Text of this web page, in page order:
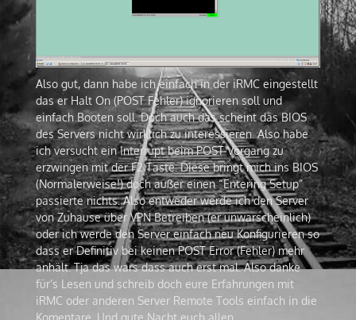
Also gut, dann habe ich einfach in der iRMC eingestellt
das er Halt On (POST Fehler) ignorieren soll und
einfach Booten soll. Doch auch das scheint das BIOS
des Servers nicht wirklich zu interessieren. Also habe
ich versucht ein Interrupt beim POST Vorgang zu
erzwingen mit der F2 Taste. Diese bringt mich ins BIOS
(Normalerweise!) doch außer einen “Entering Setup”
passierte nichts. Also entweder werde ich den Server
von Zuhause über VPN Betreiben (er unwarscheinlich)
oder ich werde den Server einfach neu Konfigurieren so
dass er Definitiv bei keinen POST Error (Fehler) mehr
anhält. Tja das wars dass auch erst mal. Also danke
für’s Lesen und schreib doch eure Erfahrungen mit
iRMC oder anderen Server Remote Tools einfach in die
Komentare. Und gute Nacht euch allen.